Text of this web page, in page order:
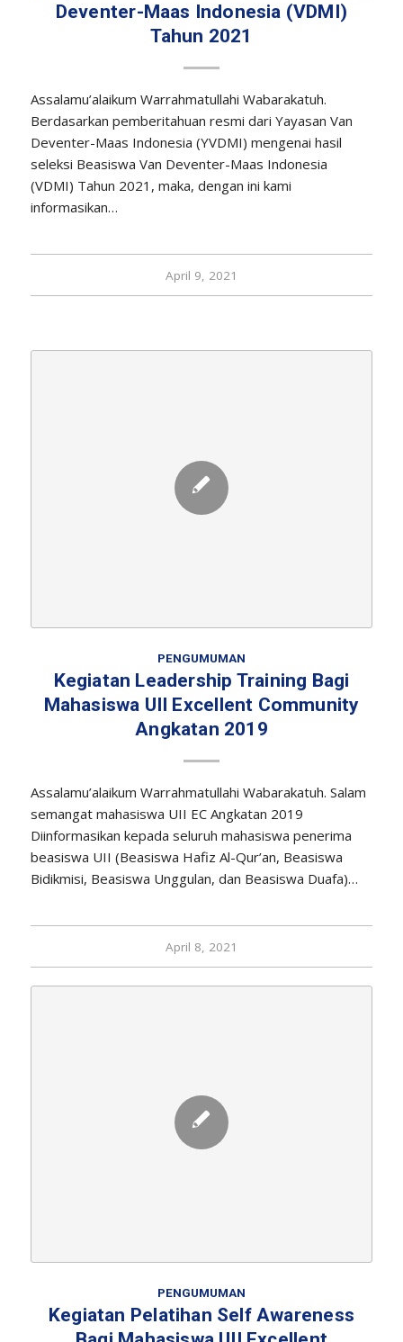
Deventer-Maas Indonesia (VDMI)
Tahun 2021
Assalamu’alaikum Warrahmatullahi Wabarakatuh.
Berdasarkan pemberitahuan resmi dari Yayasan Van
Deventer-Maas Indonesia (YVDMI) mengenai hasil
seleksi Beasiswa Van Deventer-Maas Indonesia
(VDMI) Tahun 2021, maka, dengan ini kami
informasikan…
April 9, 2021
PENGUMUMAN
Kegiatan Leadership Training Bagi
Mahasiswa UII Excellent Community
Angkatan 2019
Assalamu’alaikum Warrahmatullahi Wabarakatuh. Salam
semangat mahasiswa UII EC Angkatan 2019
Diinformasikan kepada seluruh mahasiswa penerima
beasiswa UII (Beasiswa Hafiz Al-Qur’an, Beasiswa
Bidikmisi, Beasiswa Unggulan, dan Beasiswa Duafa)…
April 8, 2021
PENGUMUMAN
Kegiatan Pelatihan Self Awareness